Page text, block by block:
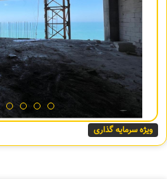
ویژه سرمایه گذاری